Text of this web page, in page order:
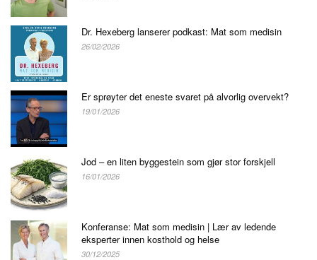
Dr. Hexeberg lanserer podkast: Mat som medisin
26/02/2026
Er sprøyter det eneste svaret på alvorlig overvekt?
19/01/2026
Jod – en liten byggestein som gjør stor forskjell
16/01/2026
Konferanse: Mat som medisin | Lær av ledende
eksperter innen kosthold og helse
30/12/2025